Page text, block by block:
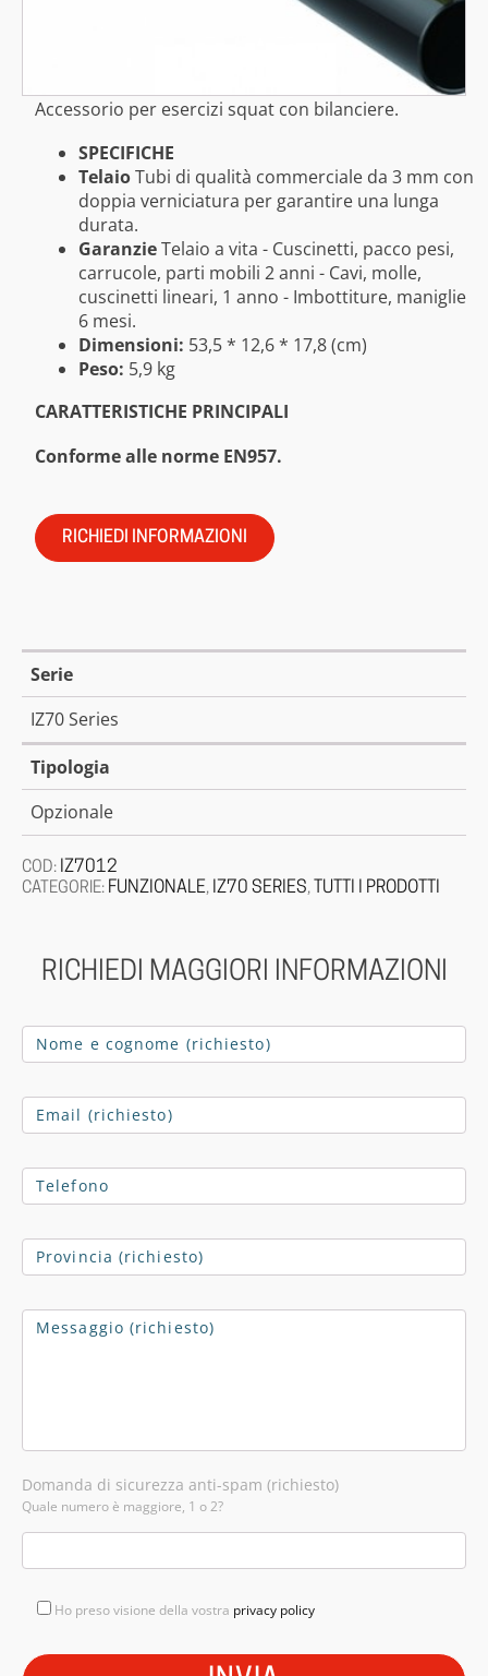
Accessorio per esercizi squat con bilanciere.
SPECIFICHE
TelaioTubi di qualità commerciale da 3 mm con
doppia verniciatura per garantire una lunga
durata.
GaranzieTelaio a vita - Cuscinetti, pacco pesi,
carrucole, parti mobili 2 anni - Cavi, molle,
cuscinetti lineari, 1 anno - Imbottiture, maniglie
6 mesi.
Dimensioni: 53,5 * 12,6 * 17,8 (cm)
Peso: 5,9 kg
CARATTERISTICHE PRINCIPALI
Conforme alle norme EN957.
RICHIEDI INFORMAZIONI
Serie
IZ70 Series
Tipologia
Opzionale
COD: IZ7012
CATEGORIE: FUNZIONALE, IZ70 SERIES, TUTTI I PRODOTTI
RICHIEDI MAGGIORI INFORMAZIONI
Domanda di sicurezza anti-spam (richiesto)
Quale numero è maggiore, 1 o 2?
Ho preso visione della vostra privacy policy